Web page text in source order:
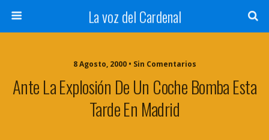
La voz del Cardenal
8 Agosto, 2000 • Sin Comentarios
Ante La Explosión De Un Coche Bomba Esta
Tarde En Madrid